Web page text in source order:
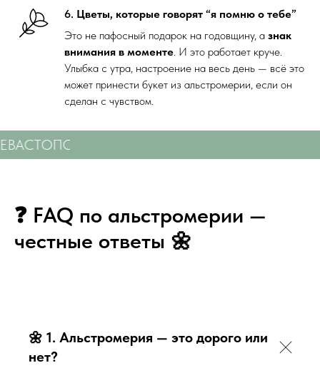
6. Цветы, которые говорят “я помню о тебе”
Это не пафосный подарок на годовщину, а знак
внимания в моменте. И это работает круче.
Улыбка с утра, настроение на весь день — всё это
может принести букет из альстромерии, если он
сделан с чувством.
❓ FAQ по альстромерии —
честные ответы 🌼
🌼 1. Альстромерия — это дорого или
нет?